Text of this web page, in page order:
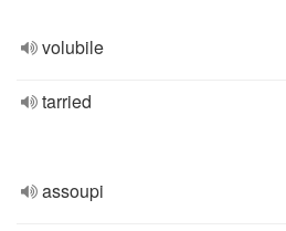
volubile
tarried
assoupi